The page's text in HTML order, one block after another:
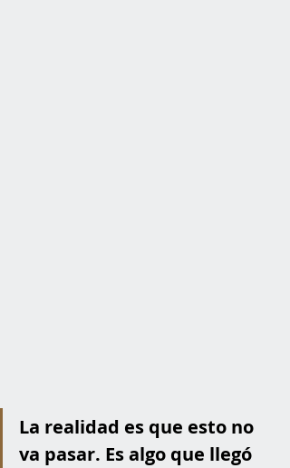
La realidad es que esto no
va pasar. Es algo que llegó